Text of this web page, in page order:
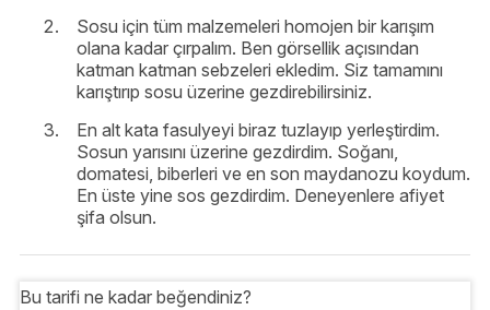
Sosu için tüm malzemeleri homojen bir karışım
olana kadar çırpalım. Ben görsellik açısından
katman katman sebzeleri ekledim. Siz tamamını
karıştırıp sosu üzerine gezdirebilirsiniz.
En alt kata fasulyeyi biraz tuzlayıp yerleştirdim.
Sosun yarısını üzerine gezdirdim. Soğanı,
domatesi, biberleri ve en son maydanozu koydum.
En üste yine sos gezdirdim. Deneyenlere afiyet
şifa olsun.
Bu tarifi ne kadar beğendiniz?